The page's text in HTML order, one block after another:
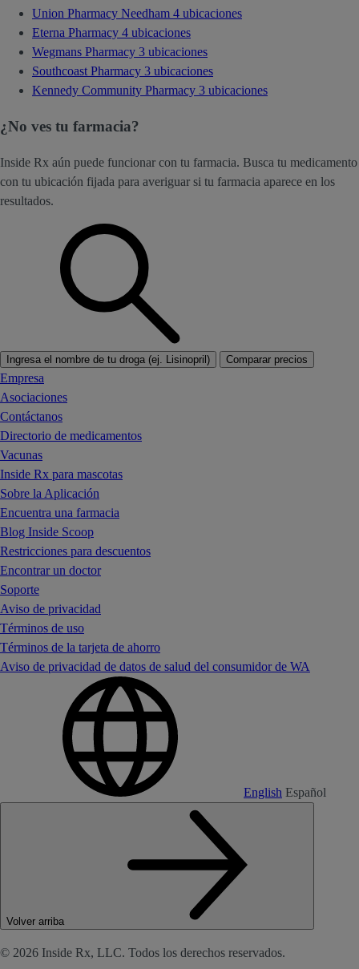
Union Pharmacy Needham 4 ubicaciones
Eterna Pharmacy 4 ubicaciones
Wegmans Pharmacy 3 ubicaciones
Southcoast Pharmacy 3 ubicaciones
Kennedy Community Pharmacy 3 ubicaciones
¿No ves tu farmacia?
Inside Rx aún puede funcionar con tu farmacia. Busca tu medicamento
con tu ubicación fijada para averiguar si tu farmacia aparece en los
resultados.
Ingresa el nombre de tu droga (ej. Lisinopril) Comparar precios
Empresa
Asociaciones
Contáctanos
Directorio de medicamentos
Vacunas
Inside Rx para mascotas
Sobre la Aplicación
Encuentra una farmacia
Blog Inside Scoop
Restricciones para descuentos
Encontrar un doctor
Soporte
Aviso de privacidad
Términos de uso
Términos de la tarjeta de ahorro
Aviso de privacidad de datos de salud del consumidor de WA
English Español
Volver arriba
© 2026 Inside Rx, LLC. Todos los derechos reservados.